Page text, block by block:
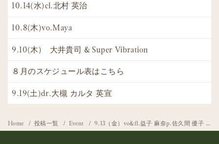
10.14(水)cl.北村 英治
10.8(木)vo.Maya
9.10(木) 大井貴司 & Super Vibration
８月のスケジュール表はこちら
9.19(土)dr.大槻 カルタ 英宣
Home 投稿一覧 Event 9.13（金）vo&fl.益子 麻奈p.佐久間 優子 b.岸 徹至vib.中島 香里